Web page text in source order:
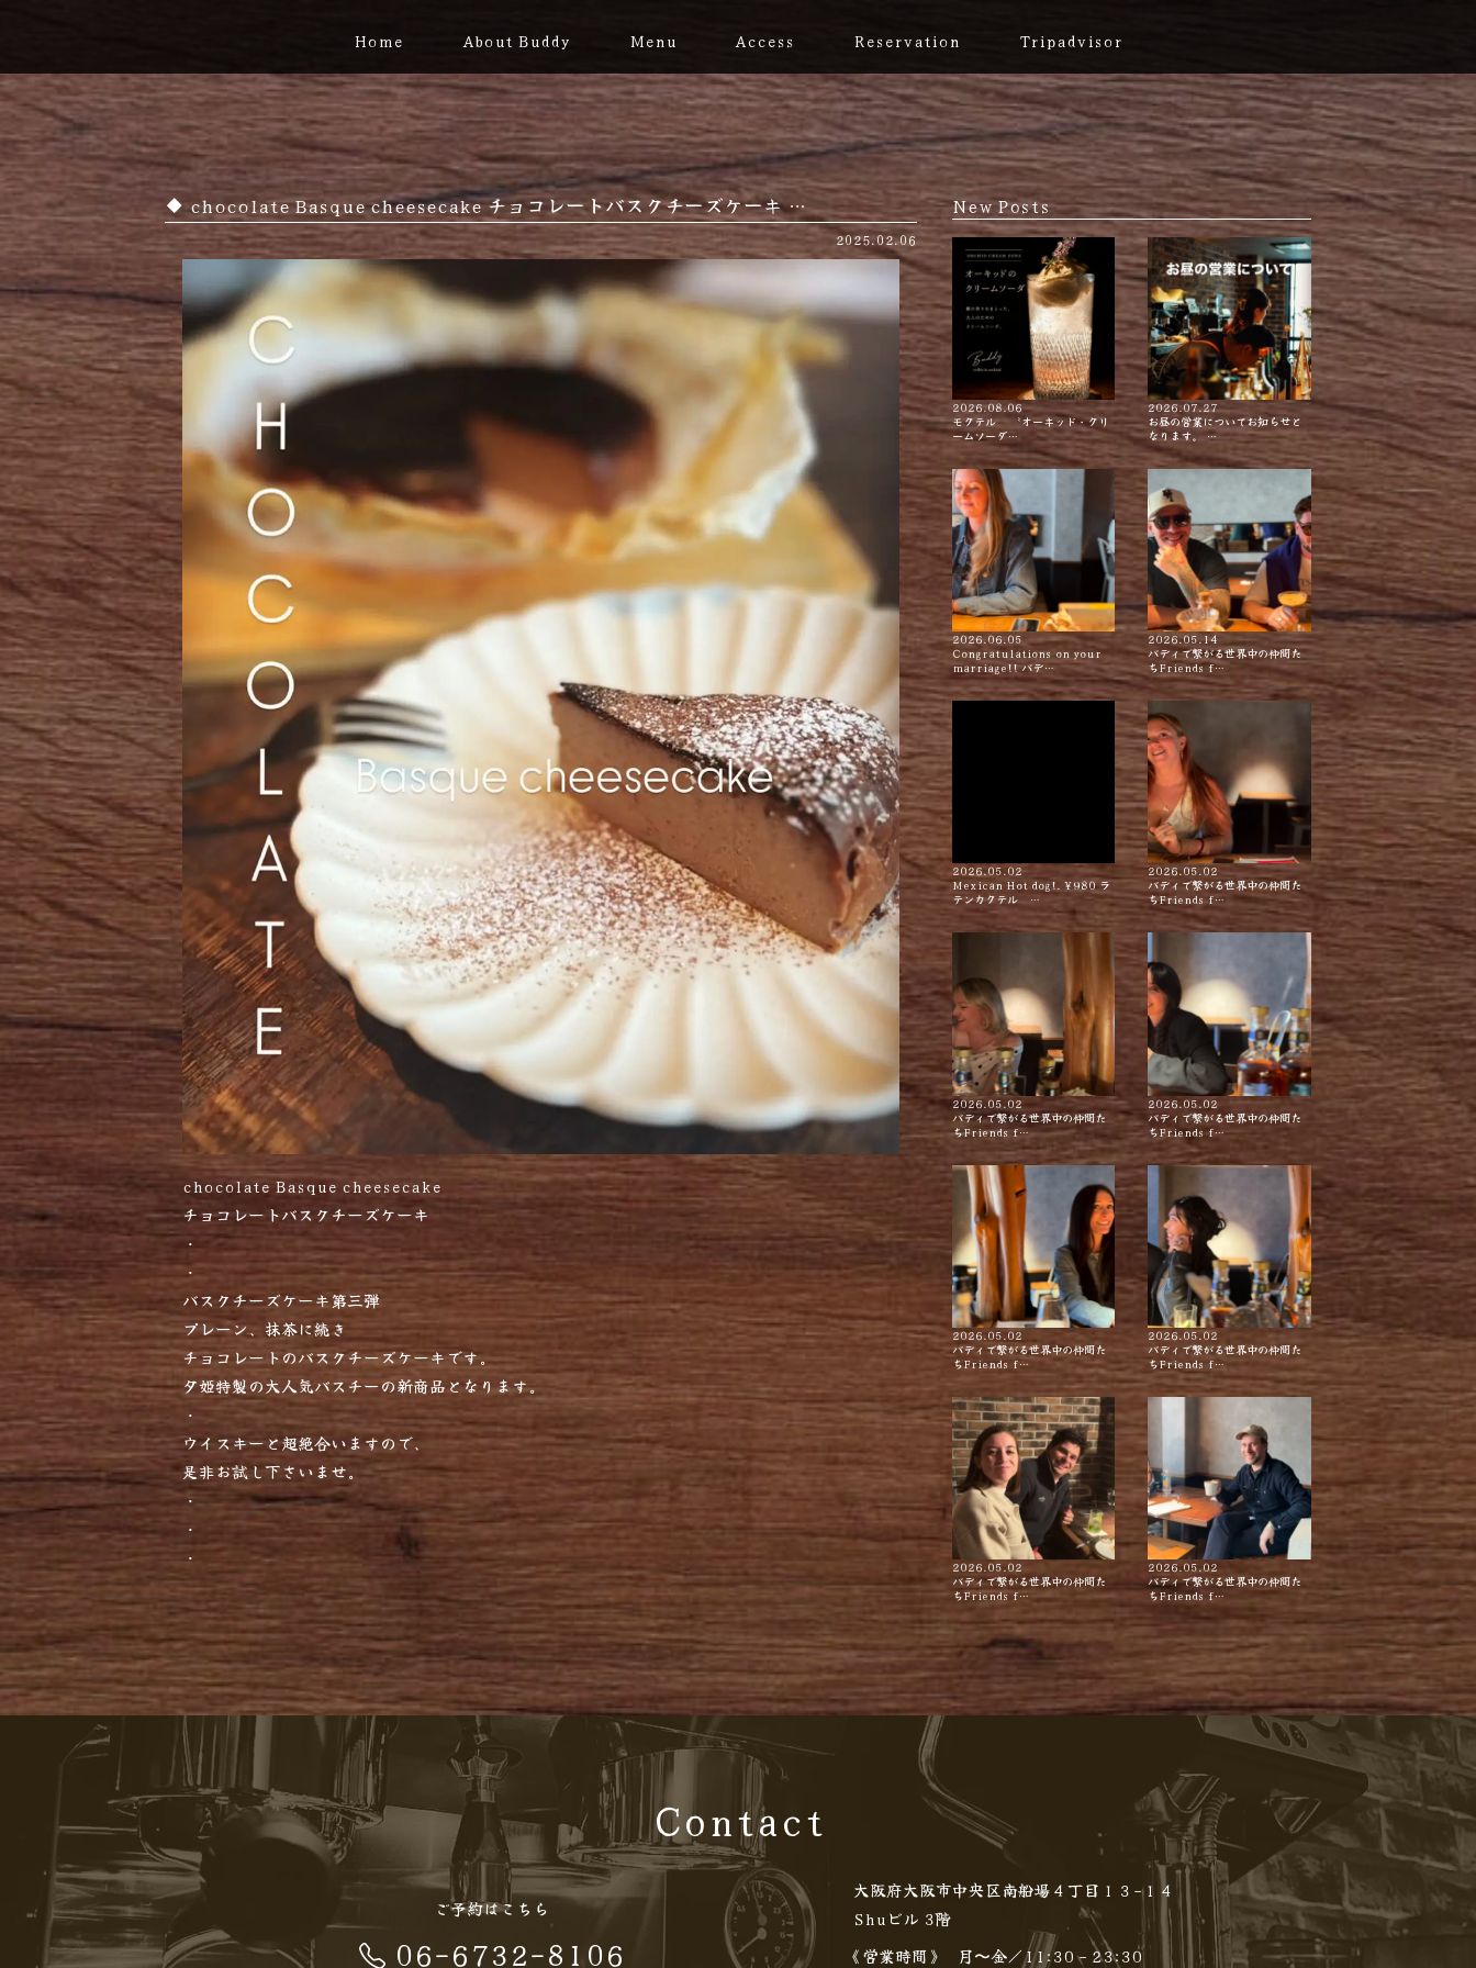
Home About Buddy Menu Access Reservation Tripadvisor
chocolate Basque cheesecake チョコレートバスクチーズケーキ …
2025.02.06
chocolate Basque cheesecake
チョコレートバスクチーズケーキ
・
・
バスクチーズケーキ第三弾︎
プレーン、抹茶に続き
チョコレートのバスクチーズケーキです。
夕姫特製の大人気バスチーの新商品となります。
・
ウイスキーと超絶合いますので、
是非お試し下さいませ。
・
・
・
New Posts
2026.08.06
モクテル 〝オーキッド・クリ
ームソーダ…
2026.07.27
お昼の営業についてお知らせと
なります。 …
2026.06.05
Congratulations on your
marriage!! バデ…
2026.05.14
バディで繋がる世界中の仲間た
ちFriends f…
2026.05.02
Mexican Hot dog!. ¥980 ラ
テンカクテル …
2026.05.02
バディで繋がる世界中の仲間た
ちFriends f…
2026.05.02
バディで繋がる世界中の仲間た
ちFriends f…
2026.05.02
バディで繋がる世界中の仲間た
ちFriends f…
2026.05.02
バディで繋がる世界中の仲間た
ちFriends f…
2026.05.02
バディで繋がる世界中の仲間た
ちFriends f…
2026.05.02
バディで繋がる世界中の仲間た
ちFriends f…
2026.05.02
バディで繋がる世界中の仲間た
ちFriends f…
Contact
ご予約はこちら
06-6732-8106
大阪府大阪市中央区南船場４丁目１３−１４
Shuビル 3階
《営業時間》
月〜金／11:30 - 23:30